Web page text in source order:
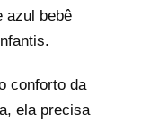
azul bebê
conforto da
ela precisa